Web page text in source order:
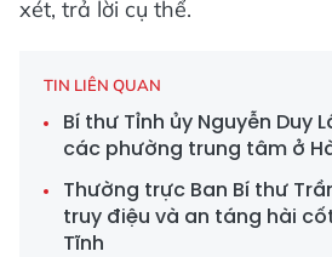
xét, trả lời cụ thể.​
TIN LIÊN QUAN
Bí thư Tỉnh ủy Nguyễn Duy
các phường trung tâm ở
Thường trực Ban Bí thư
truy điệu và an táng hài
Tĩnh